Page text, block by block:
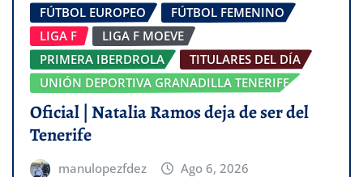
FÚTBOL EUROPEO
FÚTBOL FEMENINO
LIGA F
LIGA F MOEVE
PRIMERA IBERDROLA
TITULARES DEL DÍA
UNIÓN DEPORTIVA GRANADILLA TENERIFE
Oficial | Natalia Ramos deja de ser del
Tenerife
manulopezfdez Ago 6, 2026